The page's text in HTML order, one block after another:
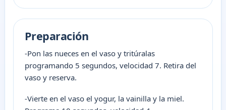
Preparación
-Pon las nueces en el vaso y tritúralas
programando 5 segundos, velocidad 7. Retira del
vaso y reserva.
-Vierte en el vaso el yogur, la vainilla y la miel.